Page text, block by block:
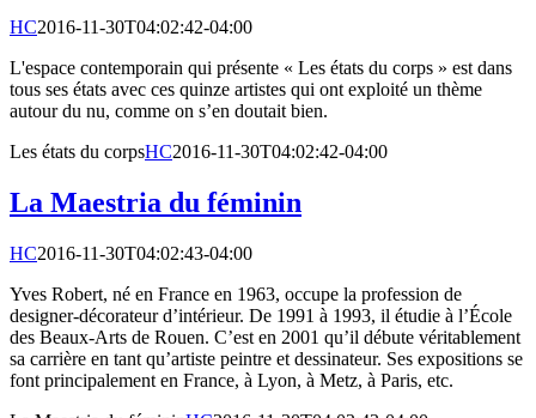
HC2016-11-30T04:02:42-04:00
L'espace contemporain qui présente « Les états du corps » est dans
tous ses états avec ces quinze artistes qui ont exploité un thème
autour du nu, comme on s’en doutait bien.
Les états du corpsHC2016-11-30T04:02:42-04:00
La Maestria du féminin
HC2016-11-30T04:02:43-04:00
Yves Robert, né en France en 1963, occupe la profession de
designer-décorateur d’intérieur. De 1991 à 1993, il étudie à l’École
des Beaux-Arts de Rouen. C’est en 2001 qu’il débute véritablement
sa carrière en tant qu’artiste peintre et dessinateur. Ses expositions se
font principalement en France, à Lyon, à Metz, à Paris, etc.